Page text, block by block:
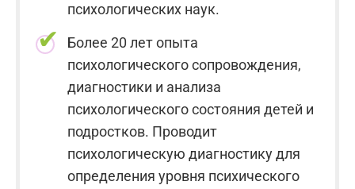
психологических наук.
Более 20 лет опыта
психологического сопровождения,
диагностики и анализа
психологического состояния детей и
подростков. Проводит
психологическую диагностику для
определения уровня психического